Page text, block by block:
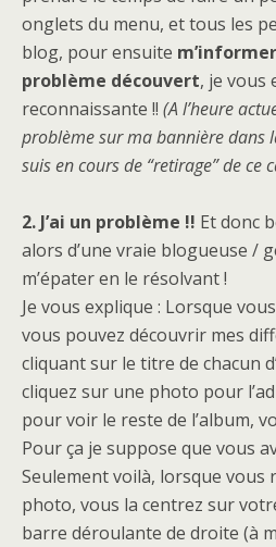
onglets du menu, et tous les
blog, pour ensuite
problème découvert, je vous
reconnaissante !! (A l’heure
problème sur ma bannière dans
suis en cours de “retirage” de ce
2. J’ai un problème !! Et donc
alors d’une vraie blogueuse /
m’épater en le résolvant !
Je vous explique : Lorsque
vous pouvez découvrir mes
cliquant sur le titre de chacun
cliquez sur une photo pour
pour voir le reste de l’album,
Pour ça je suppose que vous
Seulement voilà, lorsque vous
photo, vous la centrez sur
barre déroulante de droite (à